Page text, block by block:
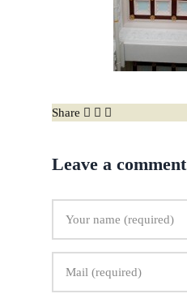
Share
Leave a comment